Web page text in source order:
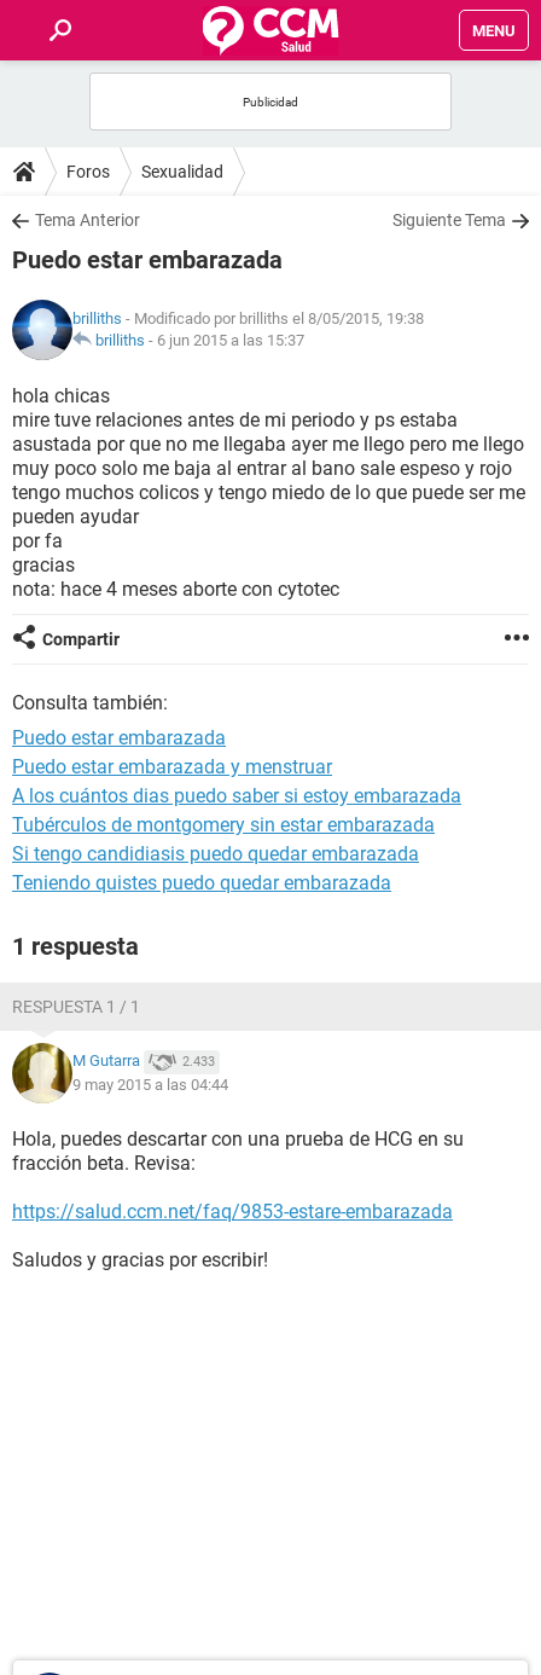
MENU
FOROS
SALUD
NUTRICIÓN
BIENESTAR
SEXUALIDAD
GLOSARIO
Foros Sexualidad
Tema Anterior Siguiente Tema
Puedo estar embarazada
brilliths - Modificado por brilliths el 8/05/2015, 19:38
brilliths - 6 jun 2015 a las 15:37
hola chicas
mire tuve relaciones antes de mi periodo y ps estaba
asustada por que no me llegaba ayer me llego pero me llego
muy poco solo me baja al entrar al bano sale espeso y rojo
tengo muchos colicos y tengo miedo de lo que puede ser me
pueden ayudar
por fa
gracias
nota: hace 4 meses aborte con cytotec
Compartir
Consulta también:
Puedo estar embarazada
Puedo estar embarazada y menstruar
A los cuántos dias puedo saber si estoy embarazada
Tubérculos de montgomery sin estar embarazada
Si tengo candidiasis puedo quedar embarazada
Teniendo quistes puedo quedar embarazada
1 respuesta
RESPUESTA 1 / 1
M Gutarra 2.433
9 may 2015 a las 04:44
Hola, puedes descartar con una prueba de HCG en su
fracción beta. Revisa:
https://salud.ccm.net/faq/9853-estare-embarazada
Saludos y gracias por escribir!